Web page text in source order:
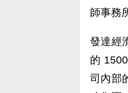
師事務
發達經
的
司內部